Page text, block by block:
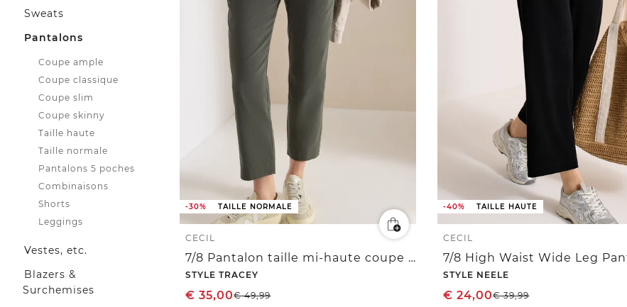
Sweats
Pantalons
Coupe ample
Coupe classique
Coupe slim
Coupe skinny
Taille haute
Taille normale
Pantalons 5 poches
Combinaisons
Shorts
Leggings
Vestes, etc.
Blazers &
Surchemises
-30% TAILLE NORMALE
CECIL
7/8 Pantalon taille mi-haute coupe slim
STYLE TRACEY
€ 35,00€49,99
-40% TAILLE HAUTE
CECIL
STYLE NEELE
€ 24,00€39,99